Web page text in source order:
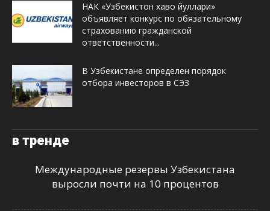
НАК «Узбекистон хаво йуллари»
объявляет конкурс по обязательному
страхованию гражданской
ответственности...
В Узбекистане определен порядок
отбора инвесторов в СЭЗ
в тренде
Международные резервы Узбекистана
выросли почти на 10 процентов